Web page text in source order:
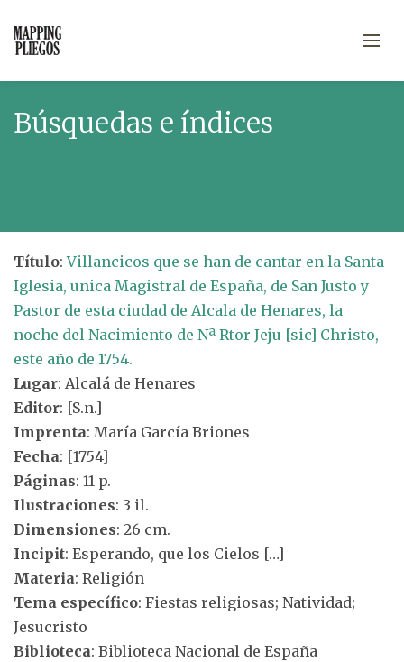
Búsquedas e índices
Título:Villancicos que se han de cantar en la Santa
Iglesia, unica Magistral de España, de San Justo y
Pastor de esta ciudad de Alcala de Henares, la
noche del Nacimiento de Nª Rtor Jeju [sic] Christo,
este año de 1754.
Lugar: Alcalá de Henares
Editor: [S.n.]
Imprenta: María García Briones
Fecha: [1754]
Páginas: 11 p.
Ilustraciones: 3 il.
Dimensiones: 26 cm.
Incipit: Esperando, que los Cielos […]
Materia: Religión
Tema específico: Fiestas religiosas; Natividad;
Jesucristo
Biblioteca: Biblioteca Nacional de España